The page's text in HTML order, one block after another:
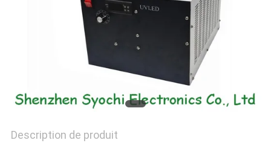
Description de produit